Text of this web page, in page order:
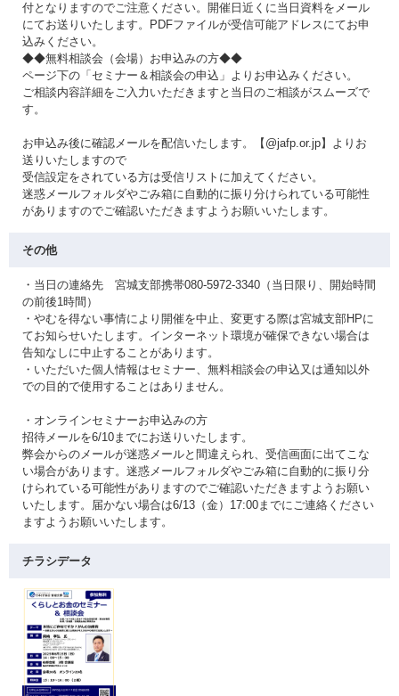
付となりますのでご注意ください。開催日近くに当日資料をメール
にてお送りいたします。PDFファイルが受信可能アドレスにてお申
込みください。
◆◆無料相談会（会場）お申込みの方◆◆
ページ下の「セミナー＆相談会の申込」よりお申込みください。
ご相談内容詳細をご入力いただきますと当日のご相談がスムーズで
す。
お申込み後に確認メールを配信いたします。【@jafp.or.jp】よりお
送りいたしますので
受信設定をされている方は受信リストに加えてください。
迷惑メールフォルダやごみ箱に自動的に振り分けられている可能性
がありますのでご確認いただきますようお願いいたします。
その他
・当日の連絡先 宮城支部携帯080-5972-3340（当日限り、開始時間
の前後1時間）
・やむを得ない事情により開催を中止、変更する際は宮城支部HPに
てお知らせいたします。インターネット環境が確保できない場合は
告知なしに中止することがあります。
・いただいた個人情報はセミナー、無料相談会の申込又は通知以外
での目的で使用することはありません。
・オンラインセミナーお申込みの方
招待メールを6/10までにお送りいたします。
弊会からのメールが迷惑メールと間違えられ、受信画面に出てこな
い場合があります。迷惑メールフォルダやごみ箱に自動的に振り分
けられている可能性がありますのでご確認いただきますようお願い
いたします。届かない場合は6/13（金）17:00までにご連絡ください
ますようお願いいたします。
チラシデータ